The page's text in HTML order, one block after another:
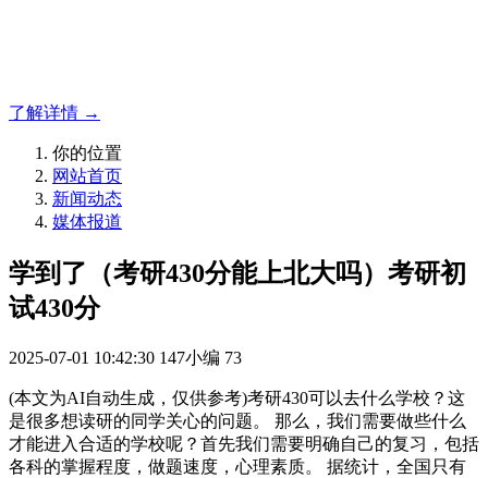
了解详情 →
你的位置
网站首页
新闻动态
媒体报道
学到了（考研430分能上北大吗）考研初
试430分
2025-07-01 10:42:30 147小编 73
(本文为AI自动生成，仅供参考)考研430可以去什么学校？这
是很多想读研的同学关心的问题。 那么，我们需要做些什么
才能进入合适的学校呢？首先我们需要明确自己的复习，包括
各科的掌握程度，做题速度，心理素质。 据统计，全国只有